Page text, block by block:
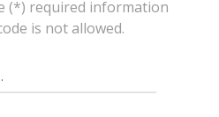
(*) required information
is not allowed.